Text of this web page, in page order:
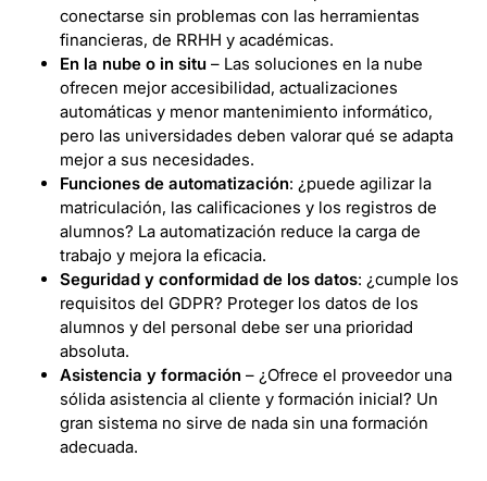
conectarse sin problemas con las herramientas
financieras, de RRHH y académicas.
En la nube o in situ – Las soluciones en la nube
ofrecen mejor accesibilidad, actualizaciones
automáticas y menor mantenimiento informático,
pero las universidades deben valorar qué se adapta
mejor a sus necesidades.
Funciones de automatización: ¿puede agilizar la
matriculación, las calificaciones y los registros de
alumnos? La automatización reduce la carga de
trabajo y mejora la eficacia.
Seguridad y conformidad de los datos: ¿cumple los
requisitos del GDPR? Proteger los datos de los
alumnos y del personal debe ser una prioridad
absoluta.
Asistencia y formación – ¿Ofrece el proveedor una
sólida asistencia al cliente y formación inicial? Un
gran sistema no sirve de nada sin una formación
adecuada.